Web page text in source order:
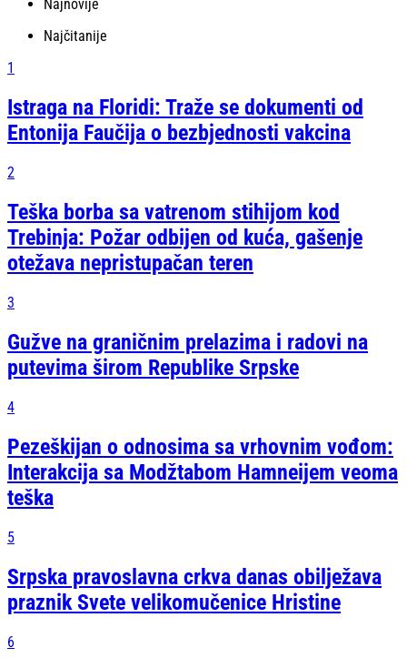
Najnovije
Najčitanije
1
Istraga na Floridi: Traže se dokumenti od
Entonija Faučija o bezbjednosti vakcina
2
Teška borba sa vatrenom stihijom kod
Trebinja: Požar odbijen od kuća, gašenje
otežava nepristupačan teren
3
Gužve na graničnim prelazima i radovi na
putevima širom Republike Srpske
4
Pezeškijan o odnosima sa vrhovnim vođom:
Interakcija sa Modžtabom Hamneijem veoma
teška
5
Srpska pravoslavna crkva danas obilježava
praznik Svete velikomučenice Hristine
6